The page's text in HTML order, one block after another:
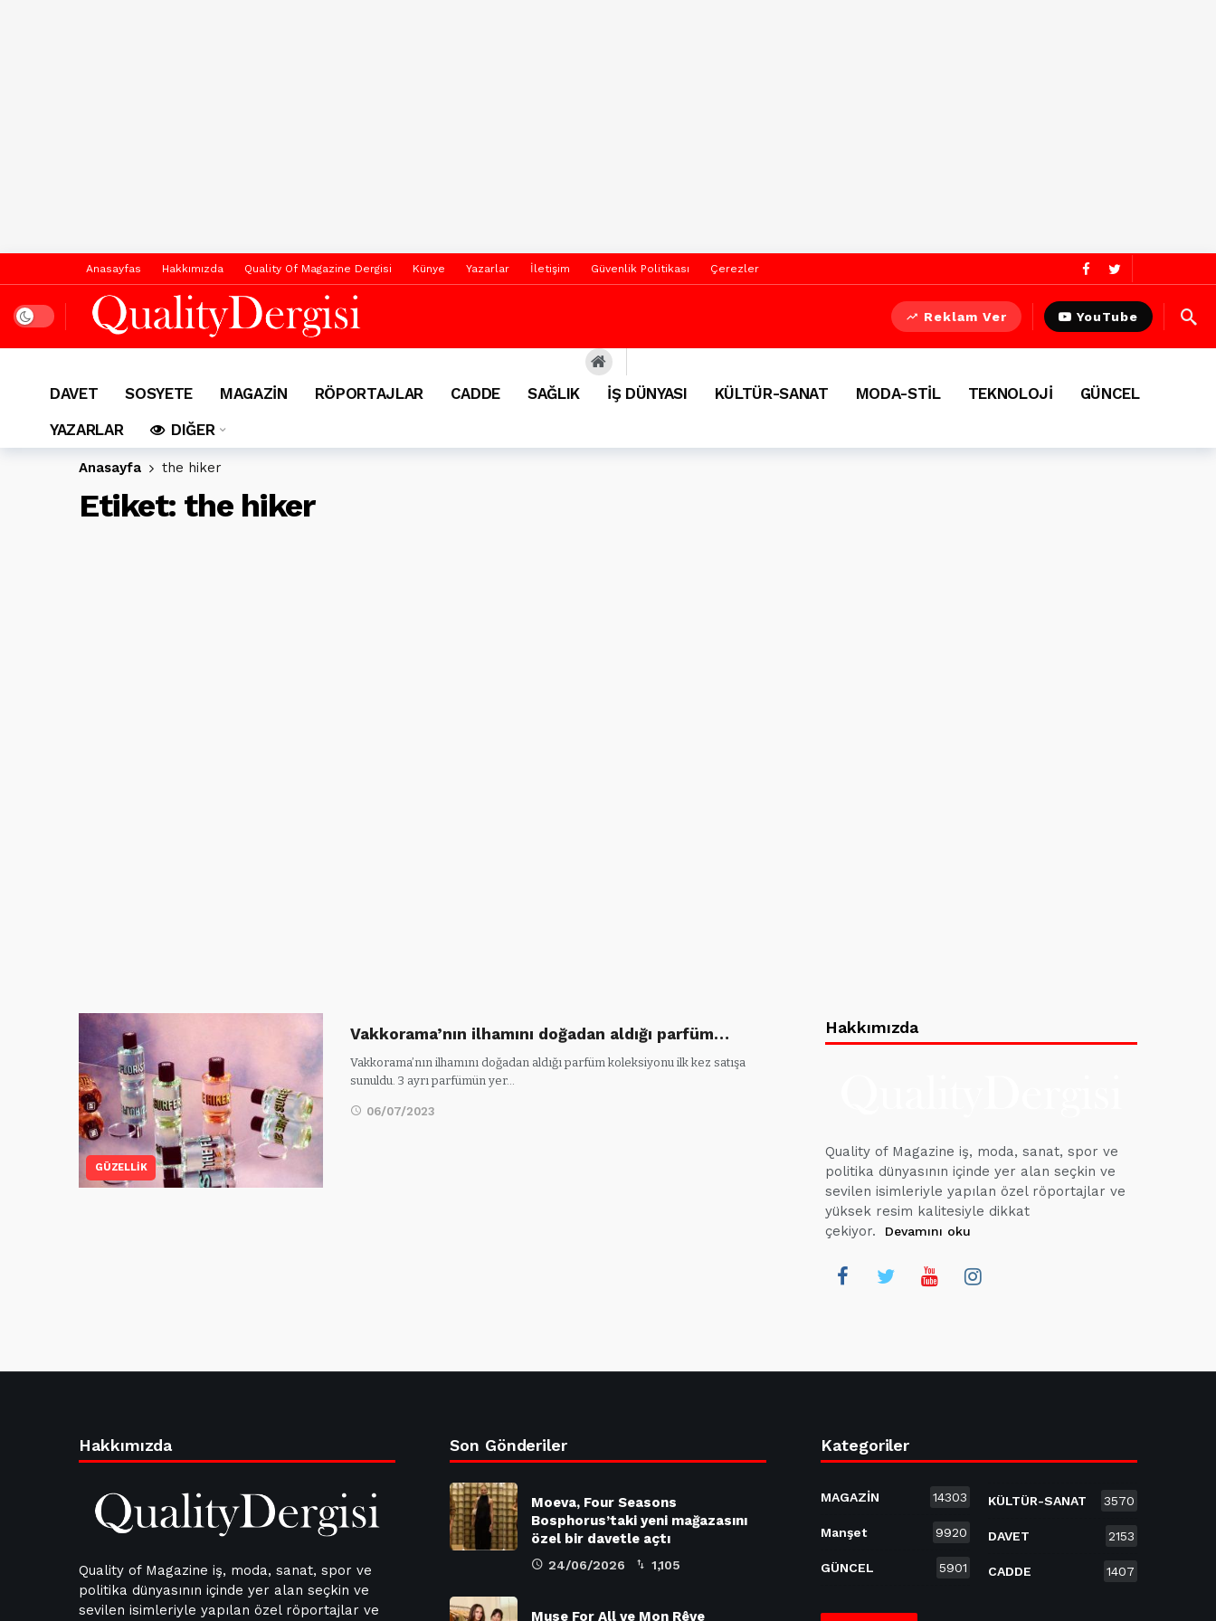
Anasayfas Hakkımızda Quality Of Magazine Dergisi Künye Yazarlar İletişim Güvenlik Politikası Çerezler
Dark mode Reklam Ver YouTube
DAVET SOSYETE MAGAZİN RÖPORTAJLAR CADDE SAĞLIK İŞ DÜNYASI KÜLTÜR-SANAT MODA-STİL TEKNOLOJİ
GÜNCEL
YAZARLAR
DIĞER
Anasayfa the hiker
Etiket: the hiker
GÜZELLİK
Vakkorama’nın ilhamını doğadan aldığı parfüm…
Vakkorama’nın ilhamını doğadan aldığı parfüm koleksiyonu ilk kez satışa
sunuldu. 3 ayrı parfümün yer…
06/07/2023
Hakkımızda
Quality of Magazine iş, moda, sanat, spor ve
politika dünyasının içinde yer alan seçkin ve
sevilen isimleriyle yapılan özel röportajlar ve
yüksek resim kalitesiyle dikkat
çekiyor.
Devamını oku
Hakkımızda
Quality of Magazine iş, moda, sanat, spor ve
politika dünyasının içinde yer alan seçkin ve
sevilen isimleriyle yapılan özel röportajlar ve
Son Gönderiler
Moeva, Four Seasons
Bosphorus’taki yeni mağazasını
özel bir davetle açtı
24/06/2026 1,105
Muse For All ve Mon Rêve
Kategoriler
MAGAZİN 14303
Manşet 9920
GÜNCEL 5901
KÜLTÜR-SANAT 3570
DAVET 2153
CADDE 1407